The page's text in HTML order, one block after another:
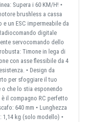
Supera i 60 KM/H! •
brushless a cassa
un ESC impermeabile da
digitale
servocomando dello
Timone in lega di
con asse flessibile da 4
• Design da
per sfoggiare il tuo
che lo stia esponendo
è il compagno RC perfetto
640 mm • Lunghezza
1,14 kg (solo modello) •